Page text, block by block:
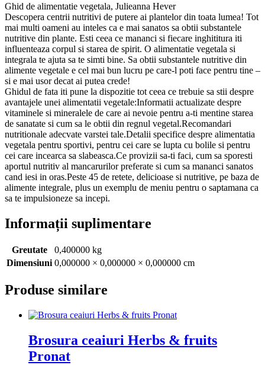
Ghid de alimentatie vegetala, Julieanna Hever
Descopera centrii nutritivi de putere ai plantelor din toata lumea! Tot
mai multi oameni au inteles ca e mai sanatos sa obtii substantele
nutritive din plante. Esti ceea ce mananci si fiecare inghititura iti
influenteaza corpul si starea de spirit. O alimentatie vegetala si
integrala te ajuta sa te simti bine. Sa obtii substantele nutritive din
alimente vegetale e cel mai bun lucru pe care-l poti face pentru tine –
si e mai usor decat ai putea crede!
Ghidul de fata iti pune la dispozitie tot ceea ce trebuie sa stii despre
avantajele unei alimentatii vegetale:Informatii actualizate despre
vitaminele si mineralele de care ai nevoie pentru a-ti mentine starea
de sanatate si cum sa le obtii din regnul vegetal.Recomandari
nutritionale adecvate varstei tale.Detalii specifice despre alimentatia
vegetala pentru sportivi, pentru cei care se lupta cu bolile si pentru
cei care incearca sa slabeasca.Ce provizii sa-ti faci, cum sa sporesti
aportul nutritiv al mancarurilor preferate si cum sa mananci sanatos
cand iesi in oras.Peste 45 de retete, delicioase si nutritive, pe baza de
alimente integrale, plus un exemplu de meniu pentru o saptamana ca
sa te impulsioneze sa incepi.
Informații suplimentare
Greutate
0,400000 kg
Dimensiuni 0,000000 × 0,000000 × 0,000000 cm
Produse similare
Brosura ceaiuri Herbs & fruits
Pronat